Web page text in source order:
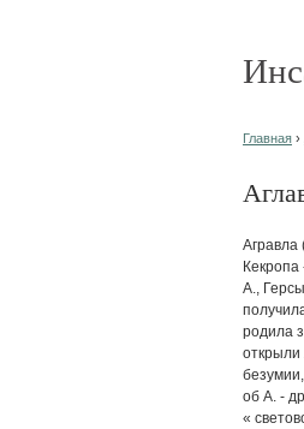
Главная ›
Агравла
Кекропа
А.,
родила
открыли
об А. -
«